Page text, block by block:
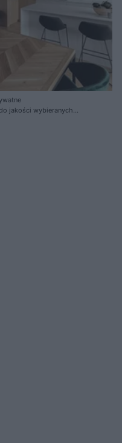
jakości wybieranych